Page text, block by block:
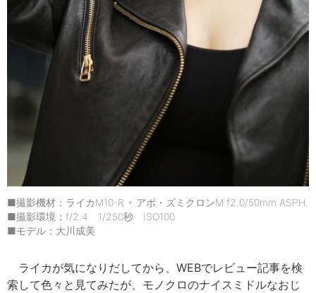
■撮影機材：ライカM10-R + アポ・ズミクロンM f2.0/50mm ASPH.
■撮影環境：f/2.4 1/250秒 ISO100
■モデル：大川成美
ライカが気になりだしてから、WEBでレビュー記事を検
索して色々と見てみたが、モノクロのナイスミドルなおじ